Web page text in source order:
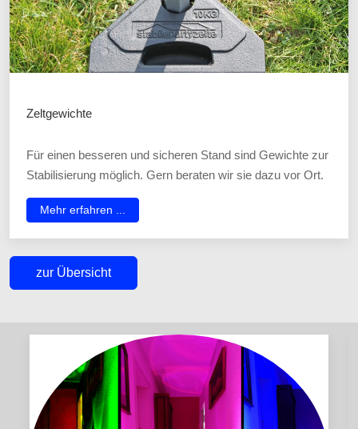
Zeltgewichte
Für einen besseren und sicheren Stand sind Gewichte zur
Stabilisierung möglich. Gern beraten wir sie dazu vor Ort.
Mehr erfahren ...
zur Übersicht